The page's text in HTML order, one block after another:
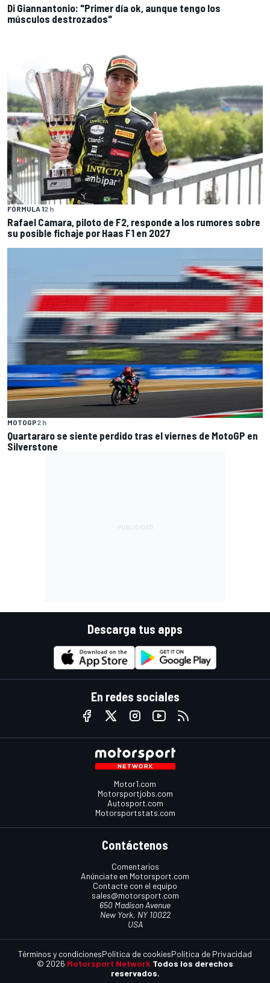
Di Giannantonio: "Primer día ok, aunque tengo los
músculos destrozados"
FÓRMULA 12 h
Rafael Camara, piloto de F2, responde a los rumores sobre
su posible fichaje por Haas F1 en 2027
MOTOGP2 h
Quartararo se siente perdido tras el viernes de MotoGP en
Silverstone
Descarga tus apps
En redes sociales
Motor1.com
Motorsportjobs.com
Autosport.com
Motorsportstats.com
Contáctenos
Comentarios
Anúnciate en Motorsport.com
Contacte con el equipo
sales@motorsport.com
650 Madison Avenue
New York, NY 10022
USA
© 2026 Motorsport Network Todos los derechos
reservados.
Términos y condicionesPolítica de cookiesPolítica de Privacidad